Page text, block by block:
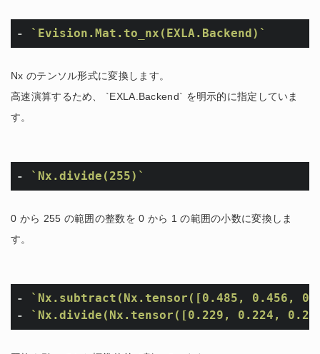
- `Evision.Mat.to_nx(EXLA.Backend)`
Nx のテンソル形式に変換します。
高速演算するため、 `EXLA.Backend` を明示的に指定していま
す。
- `Nx.divide(255)`
0 から 255 の範囲の整数を 0 から 1 の範囲の小数に変換しま
す。
-
`Nx.subtract(Nx.tensor([0.485, 0.456,
-
`Nx.divide(Nx.tensor([0.229, 0.224,